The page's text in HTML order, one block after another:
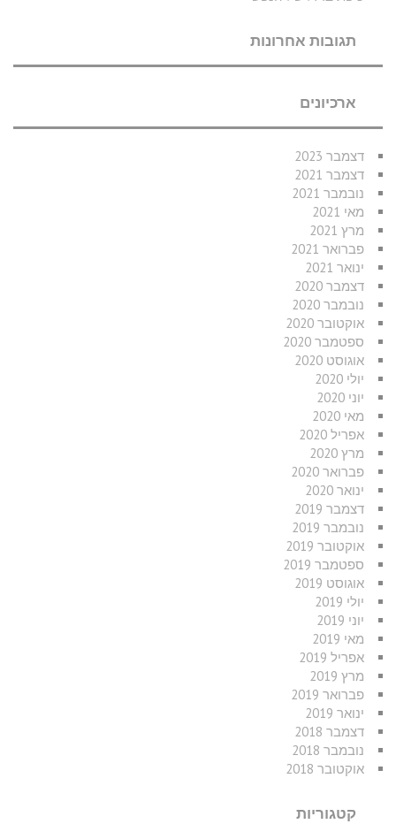
תגובות אחרונות
ארכיונים
דצמבר 2023
דצמבר 2021
נובמבר 2021
מאי 2021
מרץ 2021
פברואר 2021
ינואר 2021
דצמבר 2020
נובמבר 2020
אוקטובר 2020
ספטמבר 2020
אוגוסט 2020
יולי 2020
יוני 2020
מאי 2020
אפריל 2020
מרץ 2020
פברואר 2020
ינואר 2020
דצמבר 2019
נובמבר 2019
אוקטובר 2019
ספטמבר 2019
אוגוסט 2019
יולי 2019
יוני 2019
מאי 2019
אפריל 2019
מרץ 2019
פברואר 2019
ינואר 2019
דצמבר 2018
נובמבר 2018
אוקטובר 2018
קטגוריות